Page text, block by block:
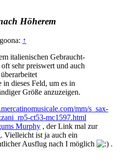
Höherem
↑
italienischen Gebraucht-
sehr preiswert und auch
dieses Feld, um es in
Größe anzuzeigen.
mm/s_sax-
ct53-mc1597.html
Murphy , der Link mal zur
Vielleicht ist ja auch ein
Ausflug nach I möglich
.